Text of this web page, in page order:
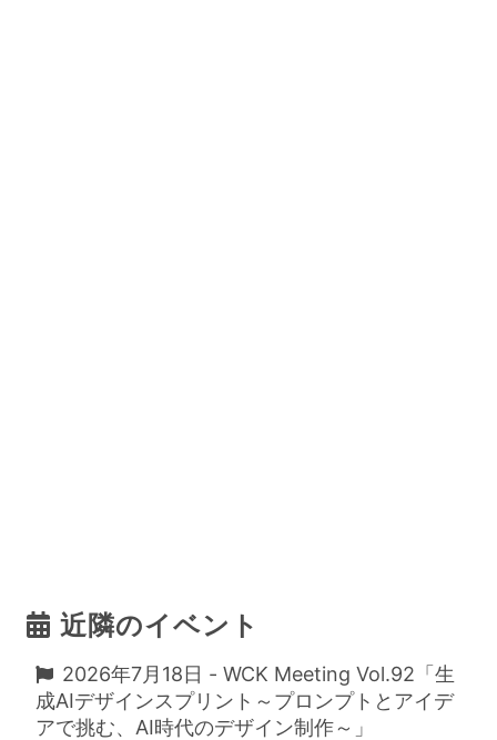
近隣のイベント
2026年7月18日 - WCK Meeting Vol.92「生
成AIデザインスプリント～プロンプトとアイデ
アで挑む、AI時代のデザイン制作～」